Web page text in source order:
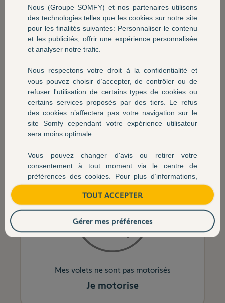
Mon moteur est en panne
Je remplace
Mes volets ne sont pas motorisés
Je motorise
Nous (Groupe SOMFY) et nos partenaires utilisons
des technologies telles que les cookies sur notre site
pour les finalités suivantes: Personnaliser le contenu
et les publicités, offrir une expérience personnalisée
et analyser notre trafic.
Nous respectons votre droit à la confidentialité et
vous pouvez choisir d’accepter, de contrôler ou de
refuser l'utilisation de certains types de cookies ou
certains services proposés par des tiers. Le refus
des cookies n’affectera pas votre navigation sur le
site Somfy cependant votre expérience utilisateur
sera moins optimale.
Vous pouvez changer d'avis ou retirer votre
consentement à tout moment via le centre de
préférences des cookies. Pour plus d’informations,
veuillez consulter notrepolitique de cookies.
TOUT ACCEPTER
Gérer mes préférences